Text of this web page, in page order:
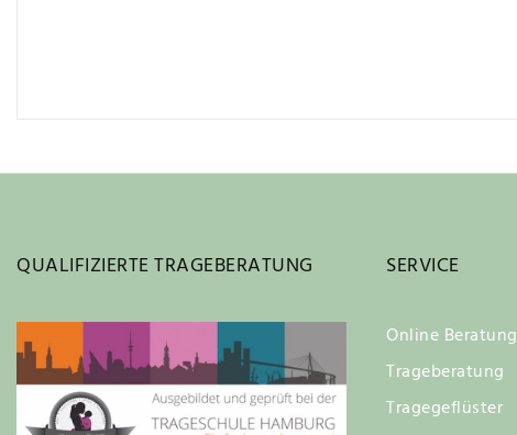
QUALIFIZIERTE TRAGEBERATUNG SERVICE
Online Beratung
Trageberatung
Tragegeflüster